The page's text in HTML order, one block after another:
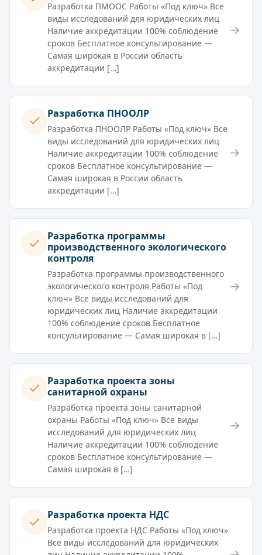
Разработка ПМООС Работы «Под ключ» Все
виды исследований для юридических лиц
Наличие аккредитации 100% соблюдение
сроков Бесплатное консультирование —
Самая широкая в России область
аккредитации […]
→
Разработка ПНООЛР
Разработка ПНООЛР Работы «Под ключ» Все
виды исследований для юридических лиц
Наличие аккредитации 100% соблюдение
сроков Бесплатное консультирование —
Самая широкая в России область
аккредитации […]
→
Разработка программы
производственного экологического
контроля
Разработка программы производственного
экологического контроля Работы «Под
ключ» Все виды исследований для
юридических лиц Наличие аккредитации
100% соблюдение сроков Бесплатное
консультирование — Самая широкая в […]
→
Разработка проекта зоны
санитарной охраны
Разработка проекта зоны санитарной
охраны Работы «Под ключ» Все виды
исследований для юридических лиц
Наличие аккредитации 100% соблюдение
сроков Бесплатное консультирование —
Самая широкая в […]
→
Разработка проекта НДС
Разработка проекта НДС Работы «Под ключ»
Все виды исследований для юридических